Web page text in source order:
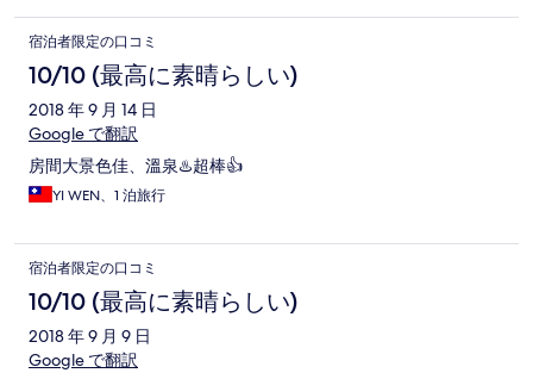
宿泊者限定の口コミ
10/10 (最高に素晴らしい)
2018 年 9 月 14 日
Google で翻訳
房間大景色佳、溫泉♨️超棒👍
YI WEN、1 泊旅行
宿泊者限定の口コミ
10/10 (最高に素晴らしい)
2018 年 9 月 9 日
Google で翻訳